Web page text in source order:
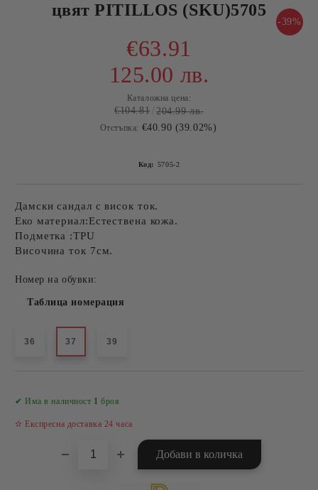
цвят PITILLOS (SKU)5705
-39%
€63.91
125.00 лв.
Каталожна цена:
€104.81 204.99 лв.
Отстъпка: €40.90 (39.02%)
Код: 5705-2
Дамски сандал с висок ток.
Еко материал:Естествена кожа.
Подметка :TPU
Височина ток 7см.
Номер на обувки:
Таблица номерация
36 37 39
✔ Има в наличност 1 броя
✫ Експресна доставка 24 часа